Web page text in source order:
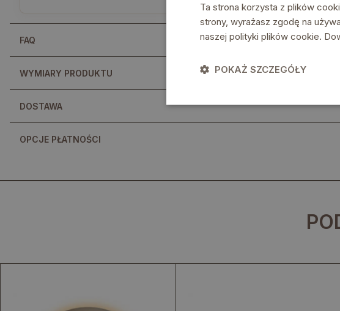
FAQ
WYMIARY PRODUKTU
DOSTAWA
OPCJE PŁATNOŚCI
Ta strona korzysta z plików
strony, wyrażasz zgodę na
naszej polityki plików cookie.
POKAŻ SZCZEGÓŁY